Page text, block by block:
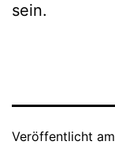
sein.
Veröffentlicht am